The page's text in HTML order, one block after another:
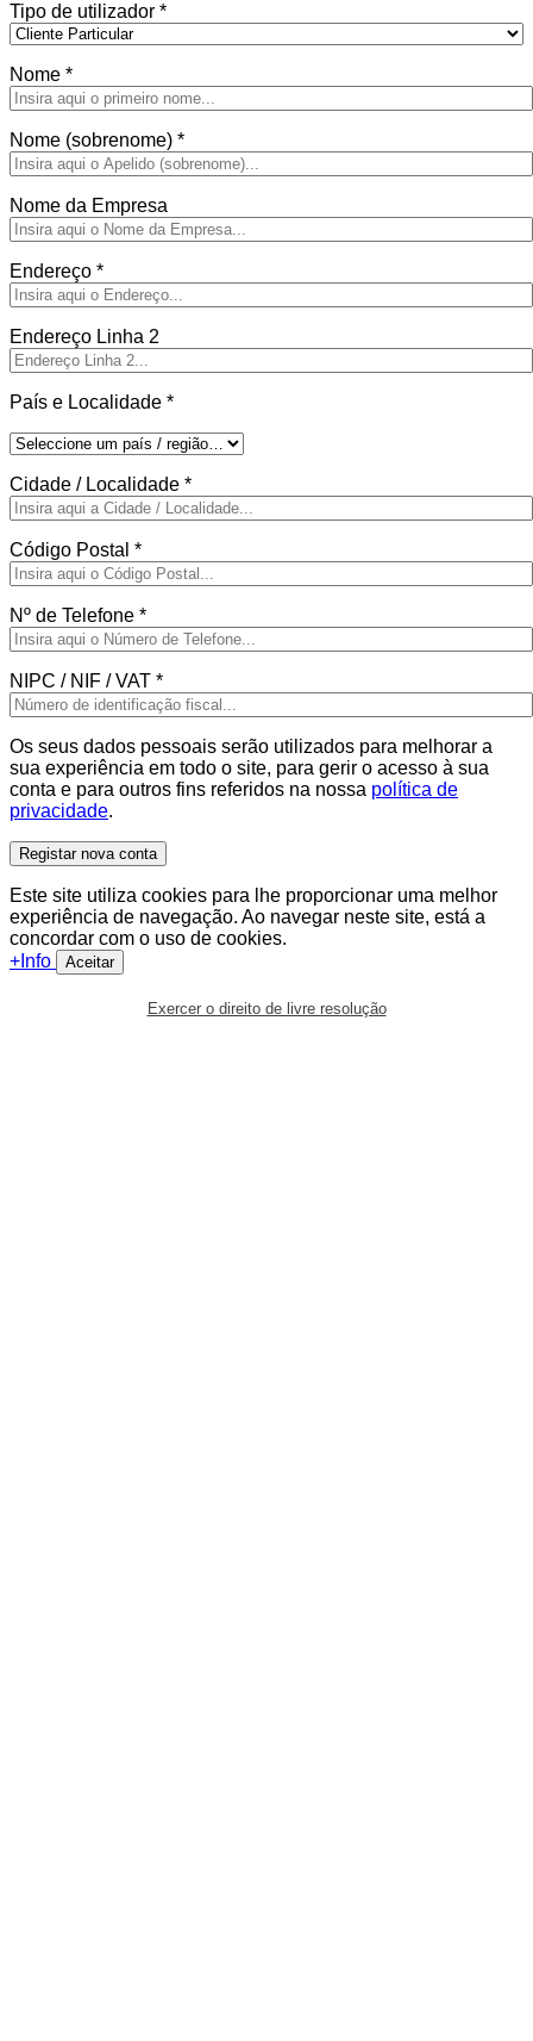
Tipo de utilizador *
Nome *
Nome (sobrenome) *
Nome da Empresa
Endereço *
Endereço Linha 2
País e Localidade *
Cidade / Localidade *
Código Postal *
Nº de Telefone *
NIPC / NIF / VAT *
Os seus dados pessoais serão utilizados para melhorar a
sua experiência em todo o site, para gerir o acesso à sua
conta e para outros fins referidos na nossa política de
privacidade.
Registar nova conta
Este site utiliza cookies para lhe proporcionar uma melhor
experiência de navegação. Ao navegar neste site, está a
concordar com o uso de cookies.
+Info
Aceitar
Exercer o direito de livre resolução